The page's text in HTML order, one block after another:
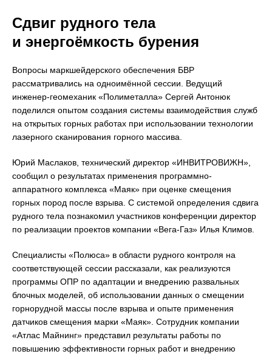
Сдвиг рудного тела
и энергоёмкость бурения
Вопросы маркшейдерского обеспечения БВР
рассматривались на одноимённой сессии. Ведущий
инженер-геомеханик «Полиметалла» Сергей Антонюк
поделился опытом создания системы взаимодействия служб
на открытых горных работах при использовании технологии
лазерного сканирования горного массива.
Юрий Маслаков, технический директор «ИНВИТРОВИЖН»,
сообщил о результатах применения программно-
аппаратного комплекса «Маяк» при оценке смещения
горных пород после взрыва. С системой определения сдвига
рудного тела познакомил участников конференции директор
по реализации проектов компании «Вега-Газ» Илья Климов.
Специалисты «Полюса» в области рудного контроля на
соответствующей сессии рассказали, как реализуются
программы ОПР по адаптации и внедрению развальных
блочных моделей, об использовании данных о смещении
горнорудной массы после взрыва и опыте применения
датчиков смещения марки «Маяк». Сотрудник компании
«Атлас Майнинг» представил результаты работы по
повышению эффективности горных работ и внедрению